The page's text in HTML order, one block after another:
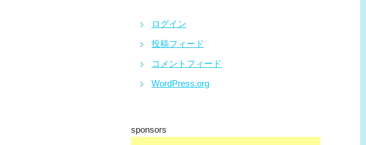
ログイン
投稿フィード
コメントフィード
WordPress.org
sponsors